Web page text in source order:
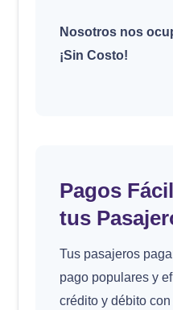
Nosotros nos
¡Sin Costo!
Pagos
tus
Tus pasajeros
pago populares y
crédito y débito